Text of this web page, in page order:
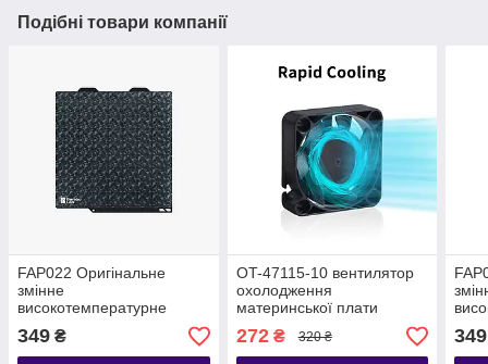
Подібні товари компанії
FAP022 Оригінальне
змінне
високотемпературне
покриття Diamond на
клейкій основі до
пластини принтерів
349 ₴
OT-47115-10 вентилятор
охолодження
материнської плати
5V0.05A до принтерів
Bambu Lab P1, X1
272₴ 320 ₴ 349